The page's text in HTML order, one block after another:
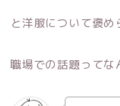
と洋服について褒め
職場での話題ってな